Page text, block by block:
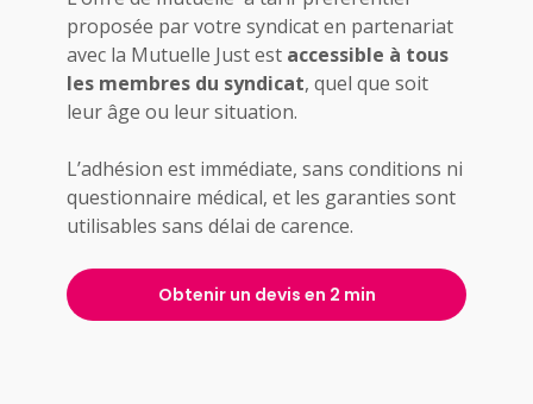
proposée par votre syndicat en partenariat
avec la Mutuelle Just est accessible à tous
les membres du syndicat, quel que soit
leur âge ou leur situation.
L’adhésion est immédiate, sans conditions ni
questionnaire médical, et les garanties sont
utilisables sans délai de carence.
Obtenir un devis en 2 min